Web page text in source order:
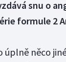
snu o
formule 2
úplně něco